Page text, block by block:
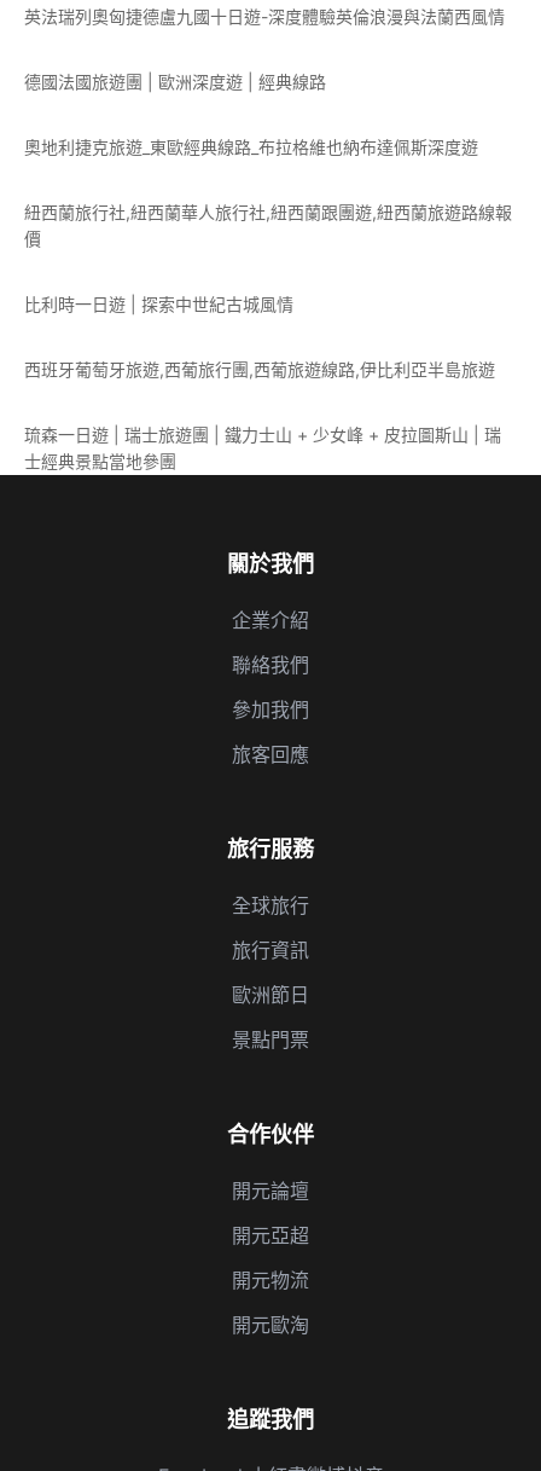
英法瑞列奧匈捷德盧九國十日遊-深度體驗英倫浪漫與法蘭西風情
德國法國旅遊團 | 歐洲深度遊 | 經典線路
奧地利捷克旅遊_東歐經典線路_布拉格維也納布達佩斯深度遊
紐西蘭旅行社,紐西蘭華人旅行社,紐西蘭跟團遊,紐西蘭旅遊路線報
價
比利時一日遊 | 探索中世紀古城風情
西班牙葡萄牙旅遊,西葡旅行團,西葡旅遊線路,伊比利亞半島旅遊
琉森一日遊 | 瑞士旅遊團 | 鐵力士山 + 少女峰 + 皮拉圖斯山 | 瑞
士經典景點當地參團
關於我們
企業介紹
聯絡我們
參加我們
旅客回應
旅行服務
全球旅行
旅行資訊
歐洲節日
景點門票
合作伙伴
開元論壇
開元亞超
開元物流
開元歐淘
追蹤我們